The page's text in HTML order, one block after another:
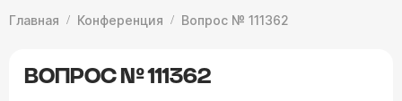
Главная Конференция Вопрос № 111362
ВОПРОС № 111362